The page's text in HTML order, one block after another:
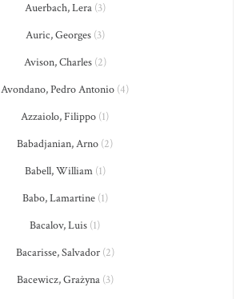
Auerbach, Lera(3)
Auric, Georges(3)
Avison, Charles(2)
Avondano, Pedro Antonio (4)
Azzaiolo, Filippo (1)
Babadjanian, Arno (2)
Babell, William(1)
Babo, Lamartine(1)
Bacalov, Luis (1)
Bacarisse, Salvador(2)
Bacewicz, Grażyna(3)